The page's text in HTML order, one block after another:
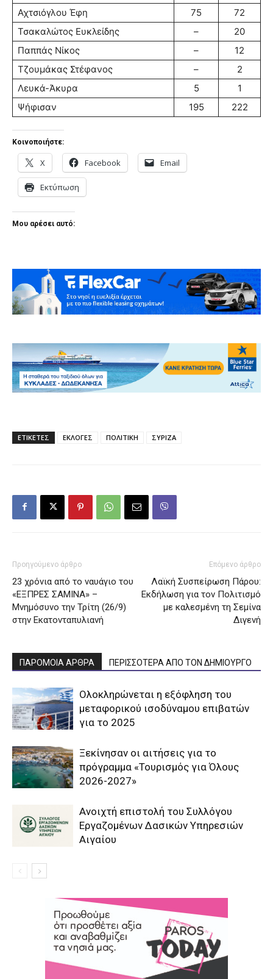
Αχτσιόγλου Έφη
75
72
Τσακαλώτος Ευκλείδης
–
20
Παππάς Νίκος
–
12
Τζουμάκας Στέφανος
–
2
Λευκά-Άκυρα
5
1
Ψήφισαν
195 222
Κοινοποιήστε:
X Facebook Email
Εκτύπωση
Μου αρέσει αυτό:
ΕΤΙΚΕΤΕΣ ΕΚΛΟΓΕΣ ΠΟΛΙΤΙΚΗ ΣΥΡΙΖΑ
Προηγούμενο άρθρο
23 χρόνια από το ναυάγιο του
«ΕΞΠΡΕΣ ΣΑΜΙΝΑ» –
Μνημόσυνο την Τρίτη (26/9)
στην Εκατονταπυλιανή
Επόμενο άρθρο
Λαϊκή Συσπείρωση Πάρου:
Εκδήλωση για τον Πολιτισμό
με καλεσμένη τη Σεμίνα
Διγενή
ΠΑΡΟΜΟΙΑ ΑΡΘΡΑ ΠΕΡΙΣΣΟΤΕΡΑ ΑΠΟ ΤΟΝ ΔΗΜΙΟΥΡΓΟ
Ολοκληρώνεται η εξόφληση του
μεταφορικού ισοδύναμου επιβατών
για το 2025
Ξεκίνησαν οι αιτήσεις για το
πρόγραμμα «Τουρισμός για Όλους
2026-2027»
Aνοιχτή επιστολή του Συλλόγου
Εργαζομένων Δασικών Υπηρεσιών
Αιγαίου